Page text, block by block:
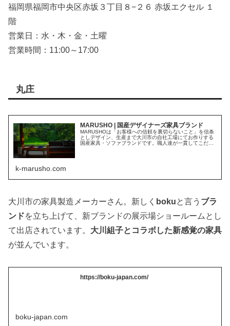
福岡県福岡市中央区赤坂３丁目８−２６ 赤坂エクセル １
階
営業日：水・木・金・土曜
営業時間：11:00～17:00
丸庄
MARUSHO | 国産デザイナーズ家具ブランド
MARUSHOは「お客様への信頼を裏切らないこと」を信条
としデザイン、生産まで大川市の自社工場にてお作りする
国産家具・ソファブランドです。職人達が一貫してこだわ
k-marusho.com
大川市の家具製造メーカーさん。新しく bokuと言う ブラ
ンドを立ち上げて、新ブランドの展示場ショールームとし
て出店されています。 大川組子とコラボした新感覚の家具
が並んでいます。
https://boku-japan.com/
boku-japan.com